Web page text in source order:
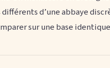
d’une abbaye
sur une base